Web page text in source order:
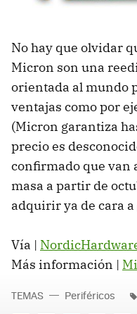
No hay que olvidar
Micron son una
orientada al mundo
ventajas como por
(Micron garantiza
precio es
confirmado que van
masa a partir de
adquirir ya de cara
Vía |
Más información |
TEMAS Periféricos